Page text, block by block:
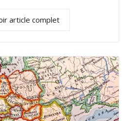
article complet